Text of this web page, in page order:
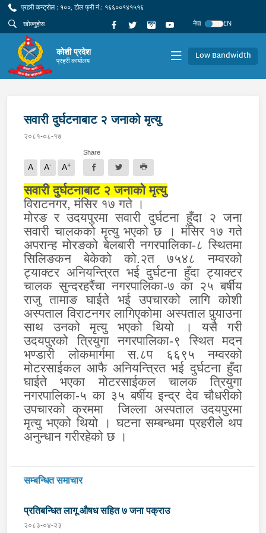
प्रहरी कन्ट्रोल : १००, टोल फ्री नं.: १६६००१४१५१६
नेपा
EN
कोशी प्रदेश
प्रहरी कार्यालय Low Bandwidth
सवारी दुर्घटनाबाट २ जनाको मृत्यु
२०८१-०८-१७
A A- A+
Share
सवारी दुर्घटनाबाट २ जनाको मृत्यु
विराटनगर, मंसिर १७ गते ।
मोरङ र उदयपुरमा सवारी दुर्घटना हुँदा २ जना
सवारी चालकको मृत्यु भएको छ । मंसिर १७ गते
अपरान्ह मोरङको बेलबारी नगरपालिका-८ स्थितमा
सिलिङकन बेकेको को.२त ७५४८ नम्वरको
ट्याक्टर अनियन्त्रित भई दुर्घटना हुँदा ट्याक्टर
चालक सुन्दरहरैंचा नगरपालिका-७ का २५ बर्षीय
राजु तामाङ घाईते भई उपचारको लागि कोशी
अस्पताल विराटनगर लागिएकोमा अस्पताल पुर्‍याउना
साथ उनको मृत्यु भएको थियो । यसै गरी
उदयपुरको त्रियुगा नगरपालिका-९ स्थित मदन
भण्डारी लोकमार्गमा स.८प ६६९५ नम्वरको
मोटरसाईकल आफै अनियन्त्रित भई दुर्घटना हुँदा
घाईते भएका मोटरसाईकल चालक त्रियुगा
नगरपालिका-५ का ३५ बर्षीय इन्द्र देव चौधरीको
उपचारको क्रममा
जिल्ला अस्पताल उदयपुरमा
मृत्यु भएको थियो । घटना सम्बन्धमा प्रहरीले थप
अनुन्धान गरीरहेको छ ।
सम्बन्धित समाचार
प्रतिबन्धित लागू औषध सहित ७ जना पक्राउ
२०८३-०४-२३